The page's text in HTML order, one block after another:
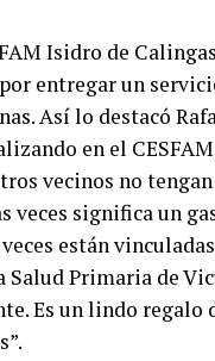
Isidro de
entregar un
Así lo destacó
en el
vecinos no
veces significa un
están
Primaria de
Es un lindo regalo